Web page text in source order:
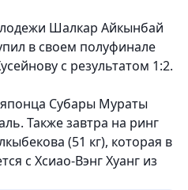
Шалкар Айкынбай
в своем полуфинале
с результатом 1:2.
Субары Мураты
Также завтра на ринг
(51 кг), которая в
с Хсиао-Вэнг Хуанг из